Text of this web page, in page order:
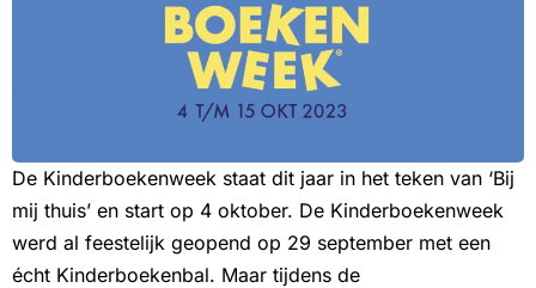
De Kinderboekenweek staat dit jaar in het teken van ‘Bij
mij thuis’ en start op 4 oktober. De Kinderboekenweek
werd al feestelijk geopend op 29 september met een
écht Kinderboekenbal. Maar tijdens de